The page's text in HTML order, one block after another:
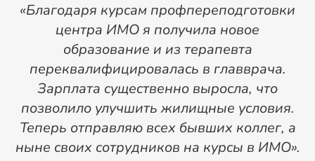
«Благодаря курсам профпереподготовки
центра ИМО я получила новое
образование и из терапевта
переквалифицировалась в главврача.
Зарплата существенно выросла, что
позволило улучшить жилищные условия.
Теперь отправляю всех бывших коллег, а
ныне своих сотрудников на курсы в ИМО».